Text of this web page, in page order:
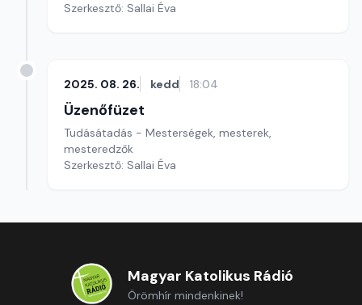
Szerkesztő: Sallai Éva
2025. 08. 26. kedd 18:04
Üzenőfüzet
Tudásátadás - Mesterségek, mesterek,
mesteredzők
Szerkesztő: Sallai Éva
Magyar Katolikus Rádió
Örömhír mindenkinek!